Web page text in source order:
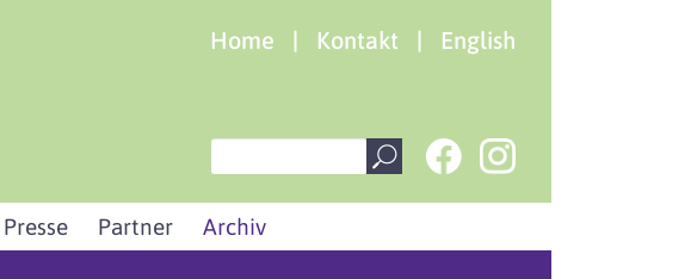
Home | Kontakt | English
Presse Partner Archiv